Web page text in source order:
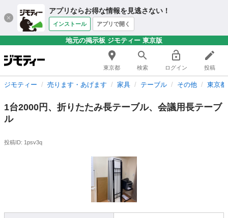
アプリならお得な情報を見逃さない！
インストール アプリで開く
地元の掲示板 ジモティー 東京版
東京都 検索 ログイン 投稿
ジモティー 売ります・あげます 家具 テーブル その他 東京
1台2000円、折りたたみ長テーブル、会議用長テーブ
ル
投稿ID: 1psv3q